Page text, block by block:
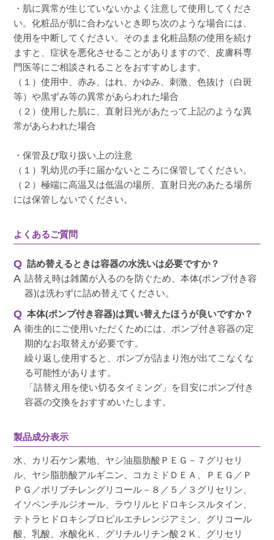
・肌に異常が生じていないかよく注意して使用してくださ
い。化粧品が肌に合わないとき即ち次のような場合には、
使用を中断してください。そのまま化粧品類の使用を続け
ますと、症状を悪化させることがありますので、皮膚科専
門医等にご相談されることをおすすめします。
（１）使用中、赤み、はれ、かゆみ、刺激、色抜け（白斑
等）や黒ずみ等の異常があらわれた場合
（２）使用した肌に、直射日光があたって上記のような異
常があらわれた場合
・保管及び取り扱い上の注意
（１）乳幼児の手に届かないところに保管してください。
（２）極端に高温又は低温の場所、直射日光のあたる場所
には保管しないでください。
よくあるご質問
詰め替えるときは容器の水洗いは必要ですか？
詰替え時は雑菌が入るのを防ぐため、本体(ポンプ付き容
器)は洗わずに詰め替えてください。
本体(ポンプ付き容器)は買い替えたほうが良いですか？
衛生的にご使用いただくためには、ポンプ付き容器の定
期的なお取替えが必要です。
繰り返し使用すると、ポンプが詰まり泡が出てこなくな
る可能性があります。
「詰替え用を使い切るタイミング」を目安にポンプ付き
容器の交換をおすすめいたします。
製品成分表示
水、カリ石ケン素地、ヤシ油脂肪酸ＰＥＧ－７グリセリ
ル、ヤシ脂肪酸アルギニン、コカミドＤＥＡ、ＰＥＧ／Ｐ
ＰＧ／ポリブチレングリコール－８／５／３グリセリン、
イソペンチルジオール、ラウリルヒドロキシスルタイン、
テトラヒドロキシプロピルエチレンジアミン、グリコール
酸、乳酸、水酸化Ｋ、グリチルリチン酸２Ｋ、グリセリ